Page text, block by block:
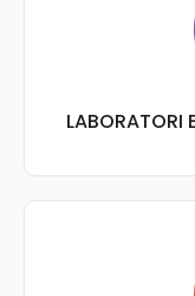
LABORATORI